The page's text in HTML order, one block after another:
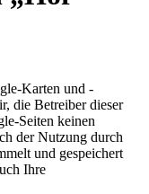
Karten und -
die Betreiber dieser
Seiten keinen
der Nutzung durch
und gespeichert
Ihre